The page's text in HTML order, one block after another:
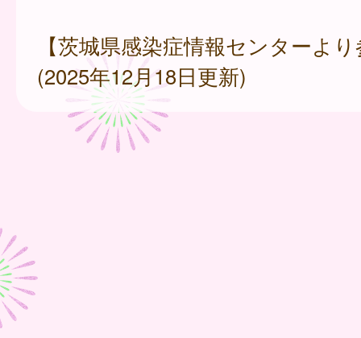
【茨城県感染症情報センターよ
(2025年12月18日更新)